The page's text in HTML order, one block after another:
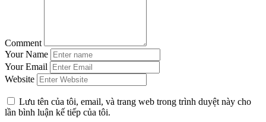
Comment
Your Name
Your Email
Website
Lưu tên của tôi, email, và trang web trong trình duyệt này cho
lần bình luận kế tiếp của tôi.